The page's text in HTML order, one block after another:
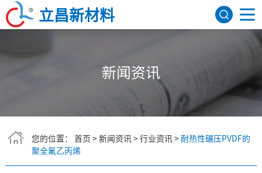
立昌新材料
FEP聚全氟乙丙烯
PFA可熔性聚四氟乙烯
PVDF聚偏氟乙烯
ETFE四氟乙烯共聚物
氟树脂色母
PEEK
应用领域
航天航空
建筑领域
医疗器械
电子电气
新闻资讯
新闻资讯
您的位置： 首页 > 新闻资讯 > 行业资讯 > 耐热性碾压PVDF的
聚全氟乙丙烯